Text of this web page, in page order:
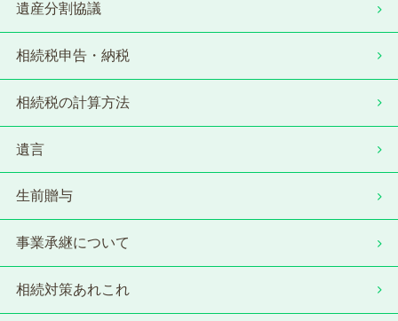
遺産分割協議
相続税申告・納税
相続税の計算方法
遺言
生前贈与
事業承継について
相続対策あれこれ